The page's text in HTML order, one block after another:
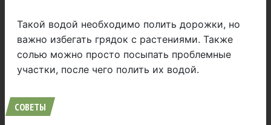
Такой водой необходимо полить дорожки, но
важно избегать грядок с растениями. Также
солью можно просто посыпать проблемные
участки, после чего полить их водой.
СОВЕТЫ